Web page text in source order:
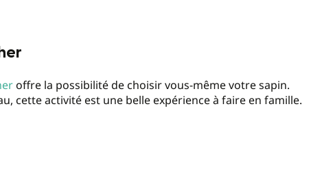
offre la possibilité de choisir vous-même votre sapin.
cette activité est une belle expérience à faire en famille.